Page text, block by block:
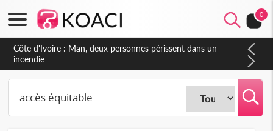
0
Côte d'Ivoire : Man, deux personnes périssent dans un
incendie